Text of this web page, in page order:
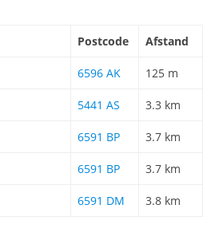
Postcode Afstand
6596 AK 125 m
5441 AS 3.3 km
6591 BP 3.7 km
6591 BP 3.7 km
6591 DM 3.8 km